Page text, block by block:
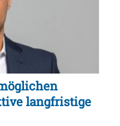
langfristige